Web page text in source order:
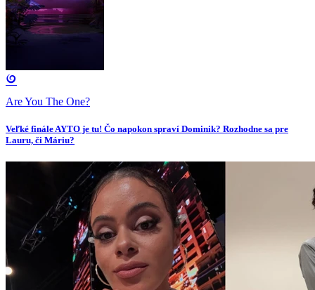
Are You The One?
Veľké finále AYTO je tu! Čo napokon spraví Dominik? Rozhodne sa pre
Lauru, či Máriu?